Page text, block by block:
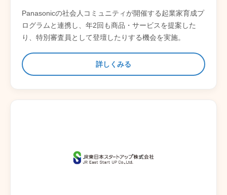
Panasonicの社会人コミュニティが開催する起業家育成プ
ログラムと連携し、年2回も商品・サービスを提案した
り、特別審査員として登壇したりする機会を実施。
詳しくみる